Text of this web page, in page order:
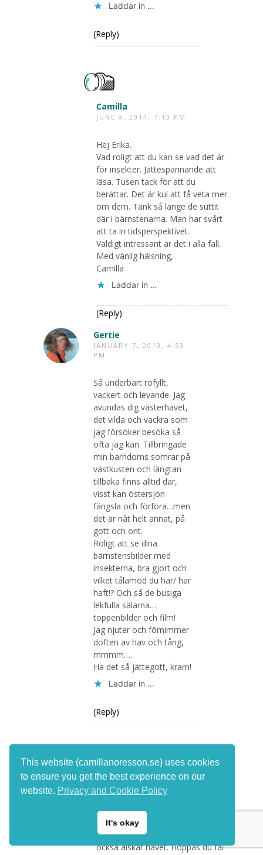
Laddar in …
(Reply)
Camilla
JUNE 9, 2014, 7:13 PM
Hej Erika.
Vad roligt att du kan se vad det är
för insekter. Jättespännande att
läsa. Tusen tack för att du
berättar. Det är kul att få veta mer
om dem. Tänk så länge de suttit
där i bärnstenarna. Man har svårt
att ta in tidsperspektivet.
Väldigt intressant är det i alla fall.
Med vänlig hälsning,
Camilla
Laddar in …
(Reply)
Gertie
JANUARY 7, 2013, 4:53
PM
Så underbart rofyllt,
vackert och levande. Jag
avundas dig västerhavet,
det vilda och vackra som
jag försöker besöka så
ofta jag kan. Tillbringade
min barndoms somrar på
västkusten och längtan
tillbaka finns alltid där,
visst kan östersjön
fängsla och förföra…men
det är nåt helt annat, på
gott och ont.
Roligt att se dina
bärnstensbilder med
insekterna, bra gjort och
vilket tålamod du har/ har
haft!? Och så de busiga
lekfulla sälarna…
toppenbilder och film!
Jag njuter och förnimmer
doften av hav och tång,
mmmm….
Ha det så jättegott, kram!
Laddar in …
(Reply)
Camilla
JANUARY 7, 2013, 9:13 PM
Tack rara Gertie. Jag kan förstå
när jag läser det du skriver att du
också älskar havet. Hoppas du får
This website (camillanoresson.se) uses cookies
to ensure you get the best experience on our
website. Privacy and Cookie Policy
It's okay